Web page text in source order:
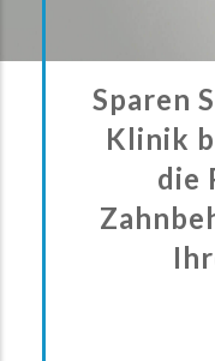
Sparen
Klinik
die